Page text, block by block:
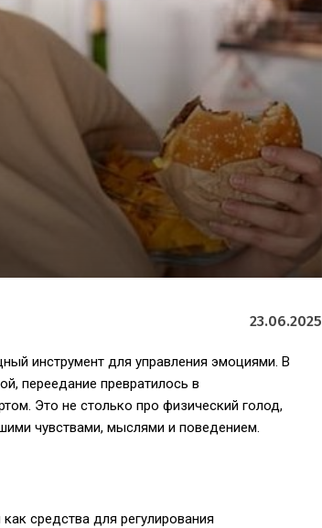
23.06.2025
инструмент для управления эмоциями. В
переедание превратилось в
Это не столько про физический голод,
чувствами, мыслями и поведением.
средства для регулирования